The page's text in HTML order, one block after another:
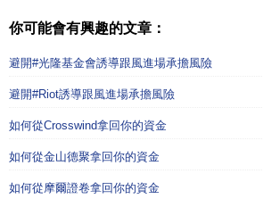
你可能會有興趣的文章：
避開#光隆基金會誘導跟風進場承擔風險
避開#Riot誘導跟風進場承擔風險
如何從Crosswind拿回你的資金
如何從金山德聚拿回你的資金
如何從摩爾證卷拿回你的資金